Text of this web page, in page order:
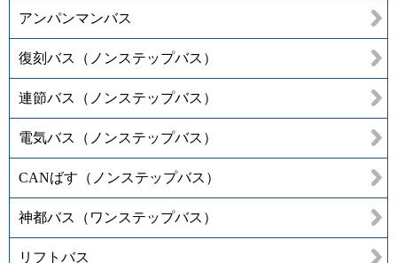
アンパンマンバス
復刻バス（ノンステップバス）
連節バス（ノンステップバス）
電気バス（ノンステップバス）
CANばす（ノンステップバス）
神都バス（ワンステップバス）
リフトバス